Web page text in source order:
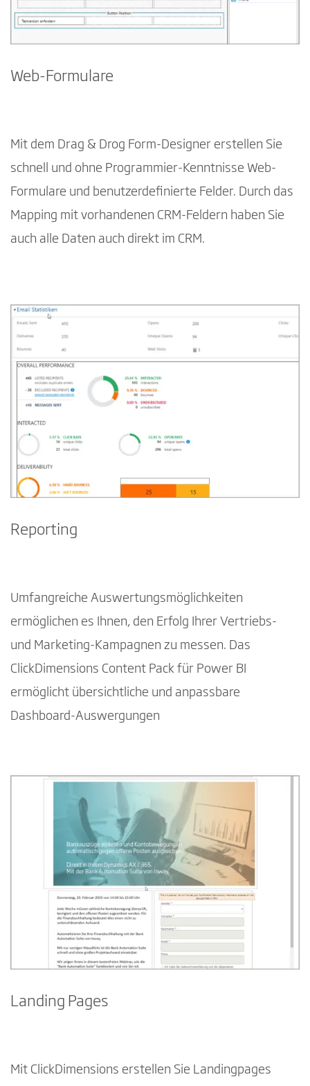
Web-Formulare
Mit dem Drag & Drog Form-Designer erstellen Sie
schnell und ohne Programmier-Kenntnisse Web-
Formulare und benutzerdefinierte Felder. Durch das
Mapping mit vorhandenen CRM-Feldern haben Sie
auch alle Daten auch direkt im CRM.
Reporting
Umfangreiche Auswertungsmöglichkeiten
ermöglichen es Ihnen, den Erfolg Ihrer Vertriebs-
und Marketing-Kampagnen zu messen. Das
ClickDimensions Content Pack für Power BI
ermöglicht übersichtliche und anpassbare
Dashboard-Auswergungen
Landing Pages
Mit ClickDimensions erstellen Sie Landingpages